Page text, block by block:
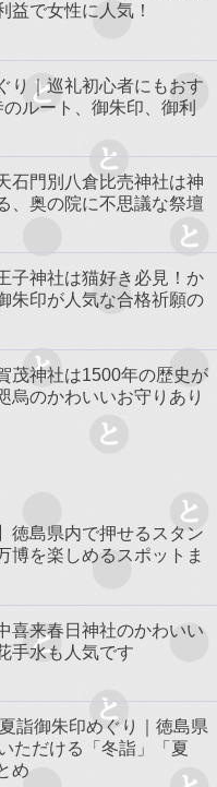
益で女性に人気！
り｜巡礼初心者にもおす
ルート、御朱印、御利
石門別八倉比売神社は神
、奥の院に不思議な祭壇
子神社は猫好き必見！か
朱印が人気な合格祈願の
茂神社は1500年の歴史が
烏のかわいいお守りあり
徳島県内で押せるスタン
博を楽しめるスポットま
喜来春日神社のかわいい
手水も人気です
詣御朱印めぐり｜徳島県
ただける「冬詣」「夏
め